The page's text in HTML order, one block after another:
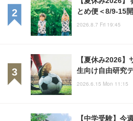
とめ便＜8/9-15
2026.8.7 Fri 19:45
【夏休み2026
生向け自由研究
2026.6.15 Mon 11:15
【中学受験】今